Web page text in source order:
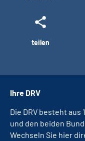
teilen
Ihre DRV
Die DRV besteht
und den beiden
Wechseln Sie hier